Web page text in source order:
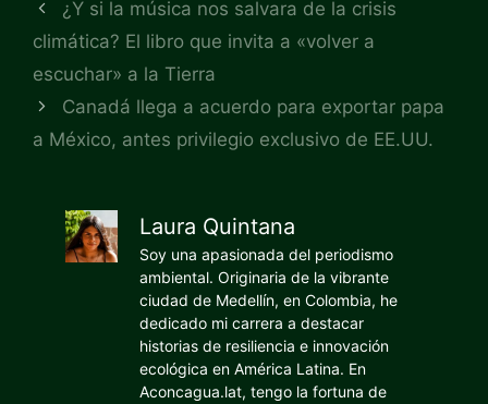
¿Y si la música nos salvara de la crisis
climática? El libro que invita a «volver a
escuchar» a la Tierra
Canadá llega a acuerdo para exportar papa
a México, antes privilegio exclusivo de EE.UU.
Laura Quintana
Soy una apasionada del periodismo
ambiental. Originaria de la vibrante
ciudad de Medellín, en Colombia, he
dedicado mi carrera a destacar
historias de resiliencia e innovación
ecológica en América Latina. En
Aconcagua.lat, tengo la fortuna de